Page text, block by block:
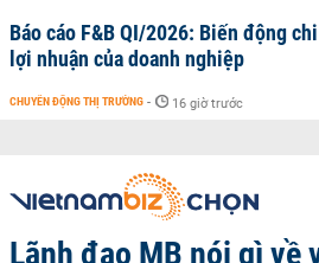
Báo cáo F&B QI/2026: Biến động
lợi nhuận của doanh nghiệp
CHUYỂN ĐỘNG THỊ TRƯỜNG - 16 giờ trước
Lãnh đạo MB nói gì về